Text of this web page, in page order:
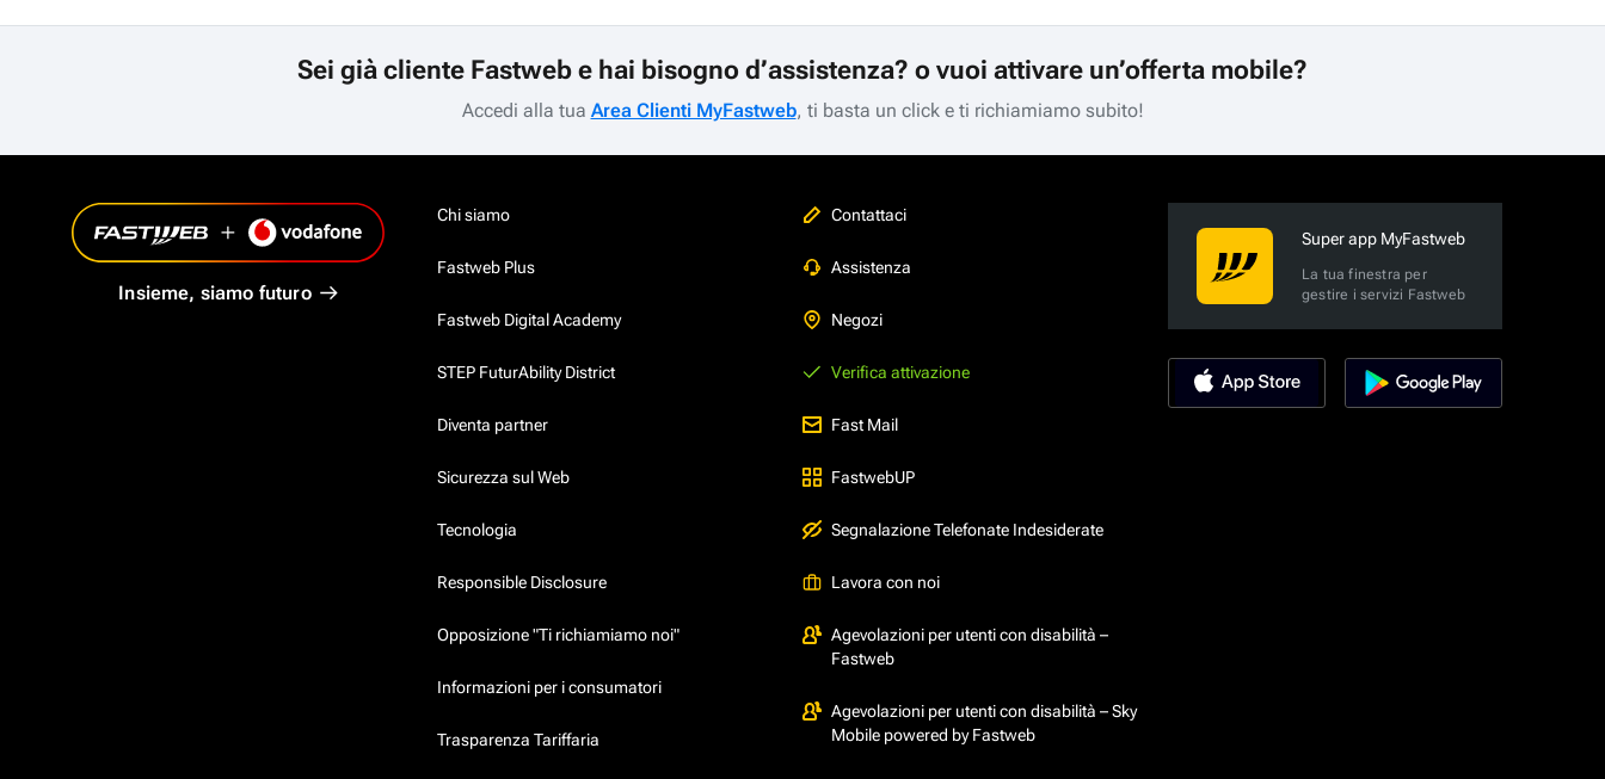
Sei già cliente Fastweb e hai bisogno d’assistenza? o vuoi attivare un’offerta mobile?
Accedi alla tua Area Clienti MyFastweb, ti basta un click e ti richiamiamo subito!
Insieme, siamo futuro
Chi siamo
Fastweb Plus
Fastweb Digital Academy
STEP FuturAbility District
Diventa partner
Sicurezza sul Web
Tecnologia
Responsible Disclosure
Opposizione "Ti richiamiamo noi"
Informazioni per i consumatori
Trasparenza Tariffaria
Contattaci
Assistenza
Negozi
Verifica attivazione
Fast Mail
FastwebUP
Segnalazione Telefonate Indesiderate
Lavora con noi
Agevolazioni per utenti con disabilità –
Fastweb
Agevolazioni per utenti con disabilità – Sky
Mobile powered by Fastweb
Super app MyFastweb
La tua finestra per
gestire i servizi Fastweb